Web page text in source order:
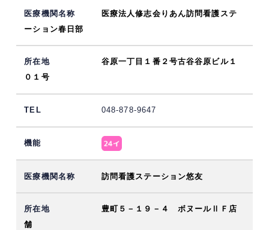
医療法人修志会りあん訪問看護ステ
ーション春日部
谷原一丁目１番２号古谷谷原ビル１
０１号
048-878-9647
訪問看護ステーション悠友
豊町５－１９－４ ボヌールⅡＦ店
舗